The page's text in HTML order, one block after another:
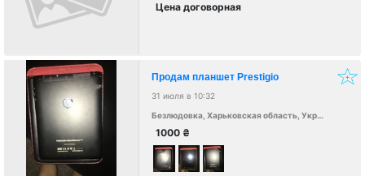
Цена договорная
Продам планшет Prestigio
31 июля в 10:32
Безлюдовка, Харьковская область, Украина
1000 ₴